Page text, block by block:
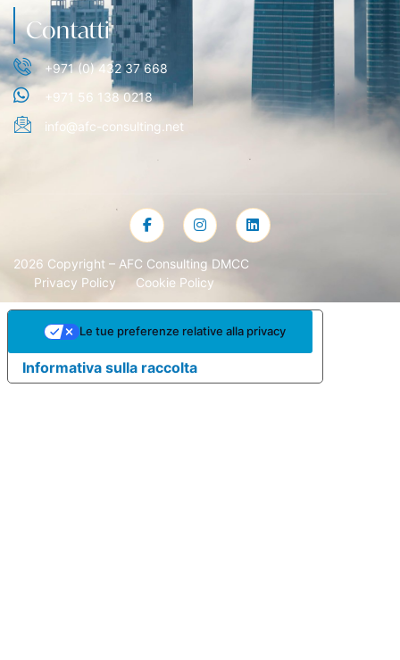
Contatti
+971 (0) 432 37 668
+971 56 138 0218
info@afc-consulting.net
2026 Copyright – AFC Consulting DMCC
Privacy Policy
Cookie Policy
Informativa sulla raccolta
Le tue preferenze relative alla privacy